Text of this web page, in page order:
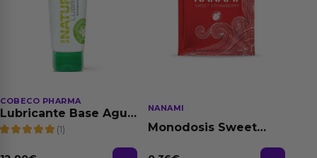
COBECO PHARMA
Lubricante Base Agua
100% Natural 125 ml
(1)
NANAMI
Monodosis Sweet